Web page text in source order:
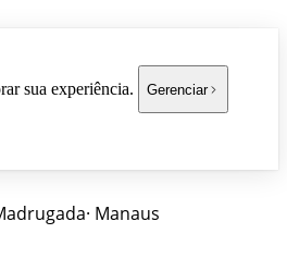
sua experiência. Gerenciar
· Manaus